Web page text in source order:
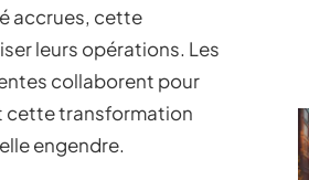
accrues, cette
leurs opérations. Les
collaborent pour
cette transformation
engendre.